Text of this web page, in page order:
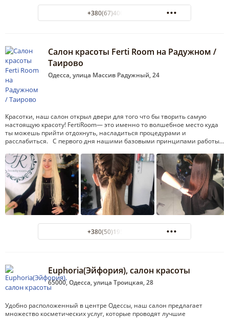
+380(67)400-81-11
Салон красоты Ferti Room на Радужном /
Таирово
Одесса, улица Массив Радужный, 24
Красотки, наш салон открыл двери для того что бы творить самую
настоящую красоту! FertiRoom— это именно то волшебное место куда
ты можешь прийти отдохнуть, насладиться процедурами и
расслабиться. С первого дня нашими базовыми принципами работы…
+380(50)195-98-92
Euphoria(Эйфория), салон красоты
65000, Одесса, улица Троицкая, 28
Удобно расположенный в центре Одессы, наш салон предлагает
множество косметических услуг, которые проводят лучшие